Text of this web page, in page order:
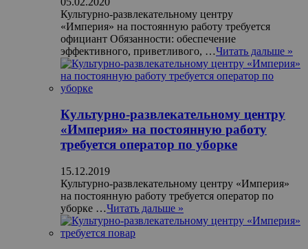
Культурно-развлекательному центру
«Империя» на постоянную работу требуется
официант Обязанности: обеспечение
эффективного, приветливого, …Читать дальше »
Культурно-развлекательному центру
«Империя» на постоянную работу
требуется оператор по уборке
15.12.2019
Культурно-развлекательному центру «Империя»
на постоянную работу требуется оператор по
уборке …Читать дальше »